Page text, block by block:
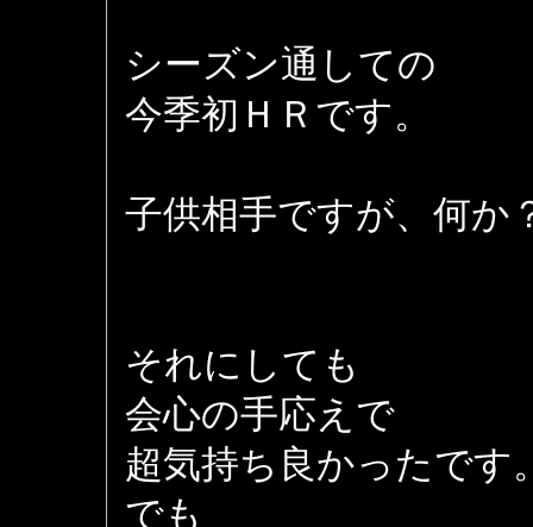
シーズン通しての
今季初ＨＲです。
子供相手ですが、何か
それにしても
会心の手応えで
超気持ち良かったです
でも